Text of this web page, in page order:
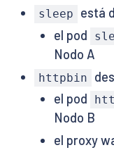
sleep
está
el pod
Nodo A
httpbin
el pod
Nodo B
el proxy